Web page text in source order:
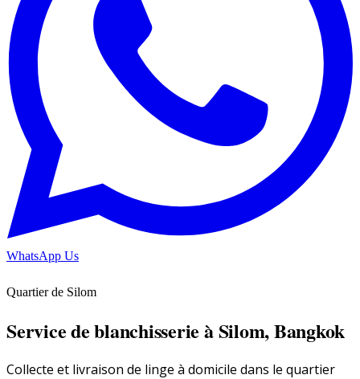
WhatsApp Us
Quartier de Silom
Service de blanchisserie à Silom, Bangkok
Collecte et livraison de linge à domicile dans le quartier